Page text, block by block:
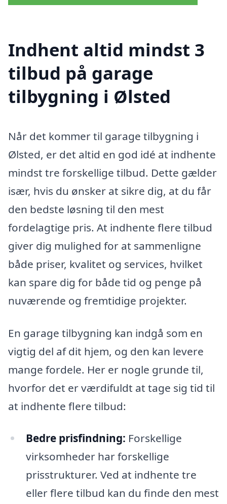
Indhent altid mindst 3
tilbud på garage
tilbygning i Ølsted
Når det kommer til garage tilbygning i
Ølsted, er det altid en god idé at indhente
mindst tre forskellige tilbud. Dette gælder
især, hvis du ønsker at sikre dig, at du får
den bedste løsning til den mest
fordelagtige pris. At indhente flere tilbud
giver dig mulighed for at sammenligne
både priser, kvalitet og services, hvilket
kan spare dig for både tid og penge på
nuværende og fremtidige projekter.
En garage tilbygning kan indgå som en
vigtig del af dit hjem, og den kan levere
mange fordele. Her er nogle grunde til,
hvorfor det er værdifuldt at tage sig tid til
at indhente flere tilbud:
Bedre prisfindning: Forskellige
virksomheder har forskellige
prisstrukturer. Ved at indhente tre
eller flere tilbud kan du finde den mest